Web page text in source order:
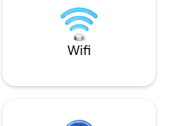
terwijl je
voor
en
ontspannende
met
koppels,
op zoek zijn naar
Wifi